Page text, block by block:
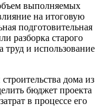
выполняемых
на итоговую
подготовительная
разборка старого
труд и использование
дома из
бюджет проекта
в процессе его